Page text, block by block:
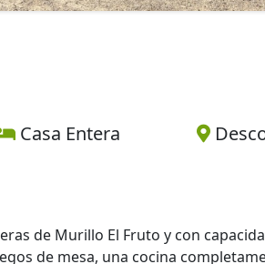
Casa Entera
de Murillo El Fruto y con
de mesa, una cocina